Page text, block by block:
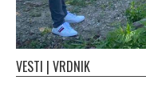
VESTI | VRDNIK